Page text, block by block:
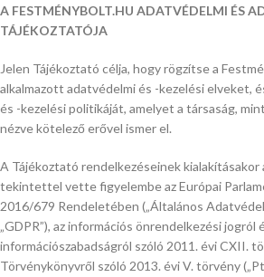
A FESTMÉNYBOLT.HU ADATVÉDELMI ÉS
TÁJÉKOZTATÓJA
Jelen Tájékoztató célja, hogy rögzítse a
alkalmazott adatvédelmi és -kezelési elveket,
és -kezelési politikáját, amelyet a társaság,
nézve kötelező erővel ismer el.
A Tájékoztató rendelkezéseinek kialakításakor
tekintettel vette figyelembe az Európai
2016/679 Rendeletében („Általános
„GDPR”), az információs önrendelkezési jogról
információszabadságról szóló 2011. évi CXII.
Törvénykönyvről szóló 2013. évi V. törvény